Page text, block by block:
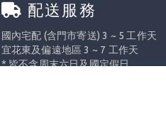
配送服務
國內宅配 (含門市寄送) 3 ~ 5 工作天
宜花東及偏遠地區 3 ~ 7 工作天
* 皆不含周末六日及國定假日